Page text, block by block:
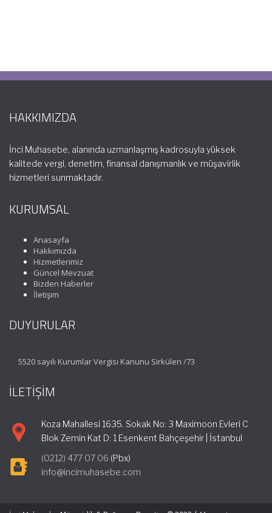
HAKKIMIZDA
İnci Muhasebe, alanında uzmanlaşmış kadrosuyla yüksek
kalitede vergi, denetim, finansal danışmanlık ve müşavirlik
hizmetleri sunmaktadır.
KURUMSAL
Anasayfa
Hakkımızda
Hizmetlerimiz
Güncel Mevzuat
Bizden Haberler
İletişim
DUYURULAR
5520 sayılı Kurumlar Vergisi Kanunu Sirküleri /73
İLETİŞİM
Koza Mahallesi 1635. Sokak No: 3 Maximoon Evleri C
Blok Zemin Kat D: 1 Esenkent Bahçeşehir | İstanbul
(0212) 477 07 06 (Pbx)
info@incimuhasebe.com